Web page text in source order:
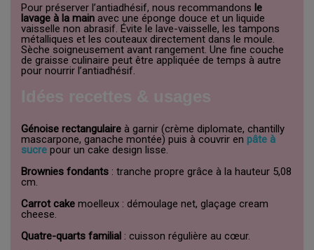
Pour préserver l’antiadhésif, nous recommandons le
lavage à la main avec une éponge douce et un liquide
vaisselle non abrasif. Évite le lave-vaisselle, les tampons
métalliques et les couteaux directement dans le moule.
Sèche soigneusement avant rangement. Une fine couche
de graisse culinaire peut être appliquée de temps à autre
pour nourrir l’antiadhésif.
Génoise rectangulaire à garnir (crème diplomate, chantilly
mascarpone, ganache montée) puis à couvrir en pâte à
sucre pour un cake design lisse.
Brownies fondants : tranche propre grâce à la hauteur 5,08
cm.
Carrot cake moelleux : démoulage net, glaçage cream
cheese.
Quatre-quarts familial : cuisson régulière au cœur.